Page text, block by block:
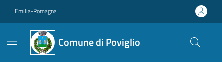
Emilia-Romagna
Comune di Poviglio